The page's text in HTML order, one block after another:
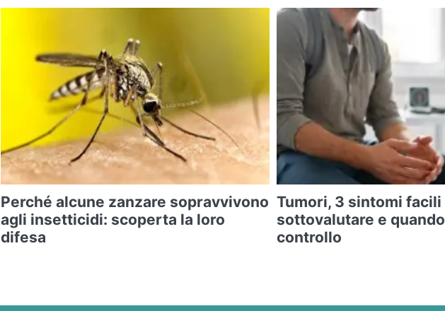
Perché alcune zanzare sopravvivono
agli insetticidi: scoperta la loro
difesa
Tumori, 3 sintomi facili
sottovalutare e
controllo